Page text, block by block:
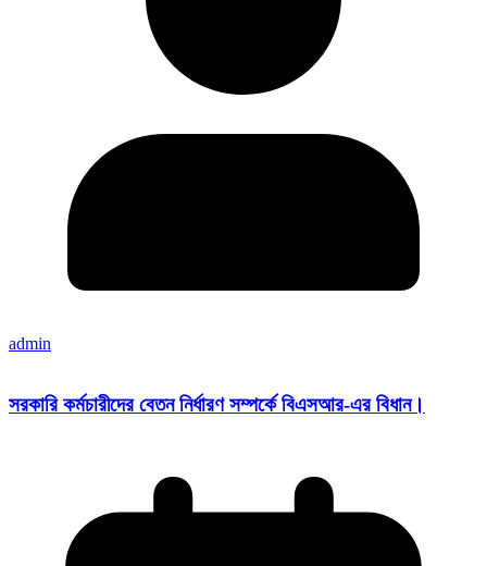
admin
সরকারি কর্মচারীদের বেতন নির্ধারণ সম্পর্কে বিএসআর-এর বিধান।